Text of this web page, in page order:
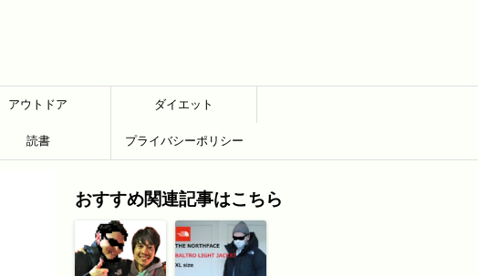
アウトドア ダイエット
読書 プライバシーポリシー
おすすめ関連記事はこちら